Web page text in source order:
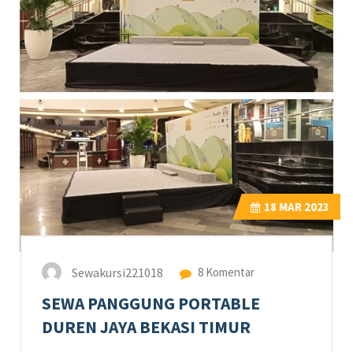
18 MAR 2023
Sewakursi221018 8 Komentar
SEWA PANGGUNG PORTABLE
DUREN JAYA BEKASI TIMUR